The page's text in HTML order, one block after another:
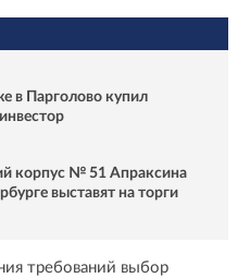
в Парголово купил
корпус № 51 Апраксина
выставят на торги
требований выбор